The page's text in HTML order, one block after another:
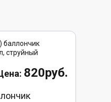
820руб.